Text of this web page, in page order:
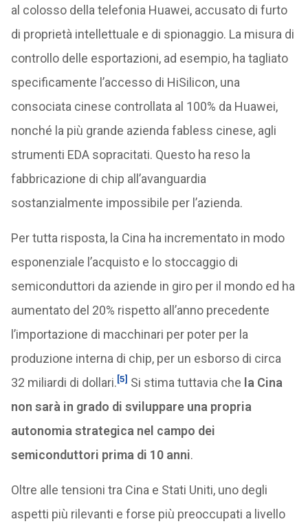
al colosso della telefonia Huawei, accusato di furto
di proprietà intellettuale e di spionaggio. La misura di
controllo delle esportazioni, ad esempio, ha tagliato
specificamente l’accesso di HiSilicon, una
consociata cinese controllata al 100% da Huawei,
nonché la più grande azienda fabless cinese, agli
strumenti EDA sopracitati. Questo ha reso la
fabbricazione di chip all’avanguardia
sostanzialmente impossibile per l’azienda.
Per tutta risposta, la Cina ha incrementato in modo
esponenziale l’acquisto e lo stoccaggio di
semiconduttori da aziende in giro per il mondo ed ha
aumentato del 20% rispetto all’anno precedente
l’importazione di macchinari per poter per la
produzione interna di chip, per un esborso di circa
32 miliardi di dollari.[5] Si stima tuttavia che la Cina
non sarà in grado di sviluppare una propria
autonomia strategica nel campo dei
semiconduttori prima di 10 anni.
Oltre alle tensioni tra Cina e Stati Uniti, uno degli
aspetti più rilevanti e forse più preoccupati a livello